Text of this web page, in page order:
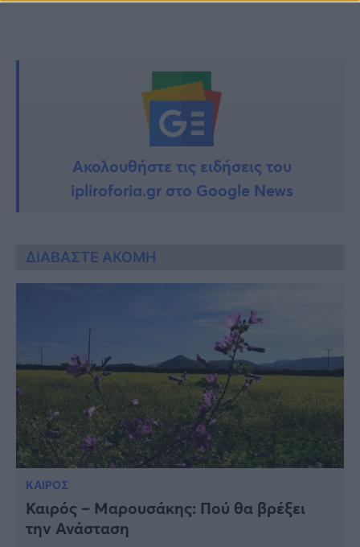
Ακολουθήστε τις ειδήσεις του
ipliroforia.gr στο Google News
ΔΙΑΒΑΣΤΕ ΑΚΟΜΗ
ΚΑΙΡΟΣ
Καιρός – Μαρουσάκης: Πού θα βρέξει
την Ανάσταση